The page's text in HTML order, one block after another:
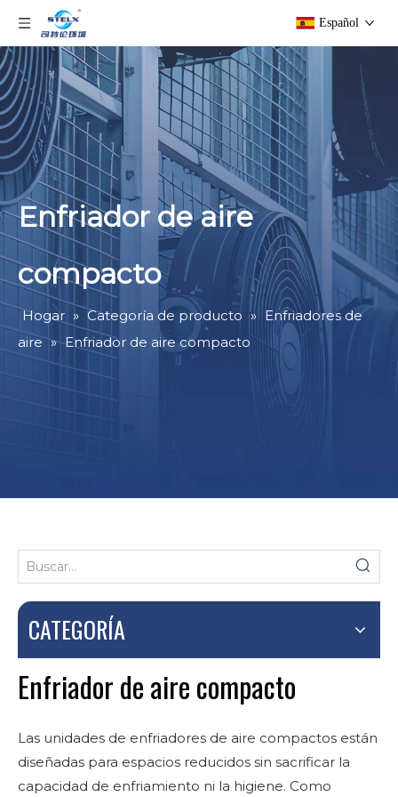
Español
Enfriador de aire
compacto
Hogar » Categoría de producto » Enfriadores de
aire » Enfriador de aire compacto
CATEGORÍA
Enfriador de aire compacto
Las unidades de enfriadores de aire compactos están
diseñadas para espacios reducidos sin sacrificar la
capacidad de enfriamiento ni la higiene. Como